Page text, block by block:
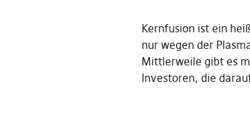
Kernfusion ist ein
nur wegen der
Mittlerweile gibt es
Investoren, die